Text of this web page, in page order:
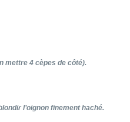
mettre 4 cèpes de côté).
l’oignon finement haché.